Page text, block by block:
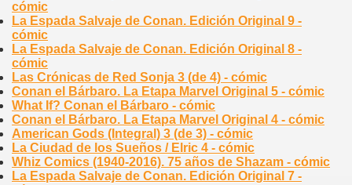
cómic
La Espada Salvaje de Conan. Edición Original 9 -
cómic
La Espada Salvaje de Conan. Edición Original 8 -
cómic
Las Crónicas de Red Sonja 3 (de 4) - cómic
Conan el Bárbaro. La Etapa Marvel Original 5 - cómic
What If? Conan el Bárbaro - cómic
Conan el Bárbaro. La Etapa Marvel Original 4 - cómic
American Gods (Integral) 3 (de 3) - cómic
La Ciudad de los Sueños / Elric 4 - cómic
Whiz Comics (1940-2016). 75 años de Shazam - cómic
La Espada Salvaje de Conan. Edición Original 7 -